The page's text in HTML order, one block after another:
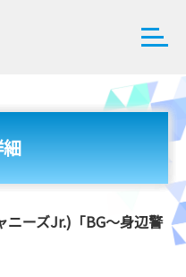
ニーズJr.)「BG～身辺警